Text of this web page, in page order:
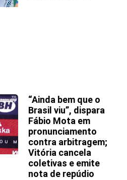
“Ainda bem que o
Brasil viu”, dispara
Fábio Mota em
pronunciamento
contra arbitragem;
Vitória cancela
coletivas e emite
nota de repúdio